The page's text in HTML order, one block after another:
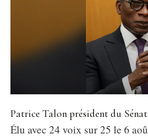
Patrice Talon président du Sénat
Élu avec 24 voix sur 25 le 6